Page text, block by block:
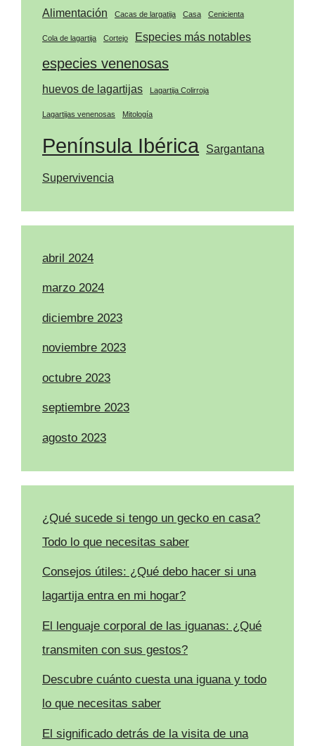
Alimentación Cacas de largatija Casa Cenicienta
Cola de lagartija Cortejo Especies más notables
especies venenosas
huevos de lagartijas Lagartija Colirroja
Lagartijas venenosas Mitología
Península Ibérica Sargantana
Supervivencia
abril 2024
marzo 2024
diciembre 2023
noviembre 2023
octubre 2023
septiembre 2023
agosto 2023
¿Qué sucede si tengo un gecko en casa?
Todo lo que necesitas saber
Consejos útiles: ¿Qué debo hacer si una
lagartija entra en mi hogar?
El lenguaje corporal de las iguanas: ¿Qué
transmiten con sus gestos?
Descubre cuánto cuesta una iguana y todo
lo que necesitas saber
El significado detrás de la visita de una